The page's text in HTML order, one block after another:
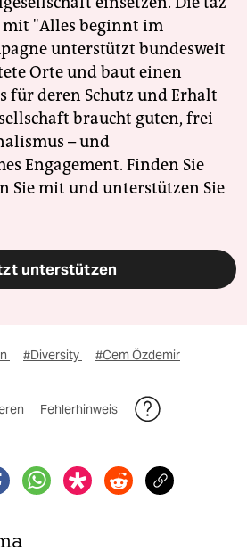
"Alles beginnt im
unterstützt bundesweit
Orte und baut einen
für deren Schutz und Erhalt
braucht guten, frei
– und
Engagement. Finden Sie
Sie mit und unterstützen Sie
unterstützen
#Diversity #Cem Özdemir
Fehlerhinweis